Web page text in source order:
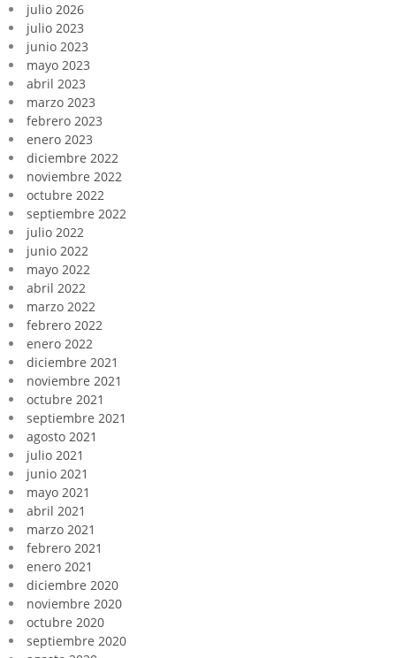
julio 2026
julio 2023
junio 2023
mayo 2023
abril 2023
marzo 2023
febrero 2023
enero 2023
diciembre 2022
noviembre 2022
octubre 2022
septiembre 2022
julio 2022
junio 2022
mayo 2022
abril 2022
marzo 2022
febrero 2022
enero 2022
diciembre 2021
noviembre 2021
octubre 2021
septiembre 2021
agosto 2021
julio 2021
junio 2021
mayo 2021
abril 2021
marzo 2021
febrero 2021
enero 2021
diciembre 2020
noviembre 2020
octubre 2020
septiembre 2020